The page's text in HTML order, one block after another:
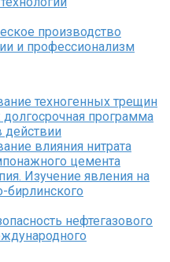
производство
и профессионализм
техногенных трещин
программа
действии
влияния нитрата
цемента
Изучение явления на
бирлинского
нефтегазового